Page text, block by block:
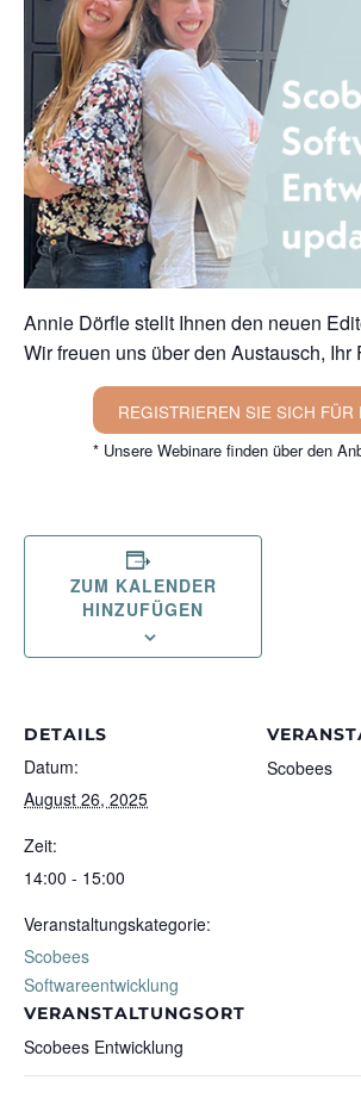
Annie Dörfle stellt Ihnen den neuen
Wir freuen uns über den Austausch,
REGISTRIEREN SIE SICH FÜR
* Unsere Webinare finden über den
ZUM KALENDER
HINZUFÜGEN
DETAILS
Datum:
August 26, 2025
Zeit:
14:00 - 15:00
Veranstaltungskategorie:
Scobees
Softwareentwicklung
VERANSTALTUNGSORT
Scobees Entwicklung
Scobees